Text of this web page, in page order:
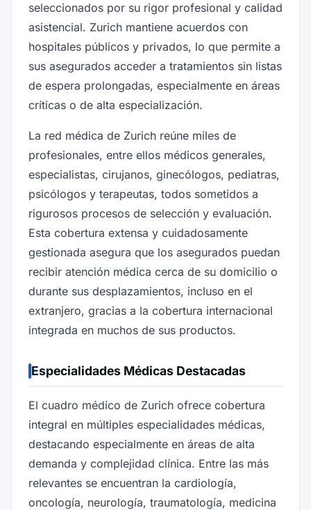
seleccionados por su rigor profesional y calidad
asistencial. Zurich mantiene acuerdos con
hospitales públicos y privados, lo que permite a
sus asegurados acceder a tratamientos sin listas
de espera prolongadas, especialmente en áreas
críticas o de alta especialización.
La red médica de Zurich reúne miles de
profesionales, entre ellos médicos generales,
especialistas, cirujanos, ginecólogos, pediatras,
psicólogos y terapeutas, todos sometidos a
rigurosos procesos de selección y evaluación.
Esta cobertura extensa y cuidadosamente
gestionada asegura que los asegurados puedan
recibir atención médica cerca de su domicilio o
durante sus desplazamientos, incluso en el
extranjero, gracias a la cobertura internacional
integrada en muchos de sus productos.
Especialidades Médicas Destacadas
El cuadro médico de Zurich ofrece cobertura
integral en múltiples especialidades médicas,
destacando especialmente en áreas de alta
demanda y complejidad clínica. Entre las más
relevantes se encuentran la cardiología,
oncología, neurología, traumatología, medicina